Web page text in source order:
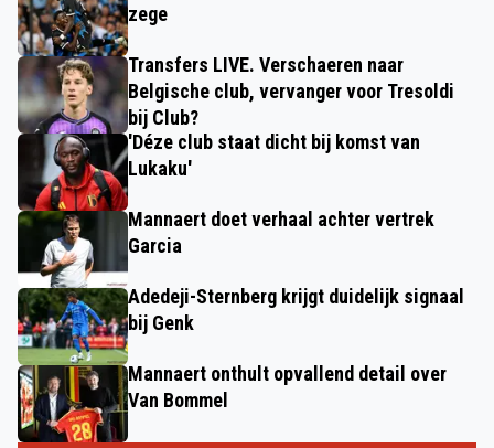
zege
Transfers LIVE. Verschaeren naar
Belgische club, vervanger voor Tresoldi
bij Club?
'Déze club staat dicht bij komst van
Lukaku'
Mannaert doet verhaal achter vertrek
Garcia
Adedeji-Sternberg krijgt duidelijk signaal
bij Genk
Mannaert onthult opvallend detail over
Van Bommel